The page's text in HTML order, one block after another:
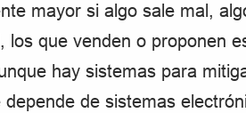
mayor si algo sale mal,
los que venden o proponen
hay sistemas para
de sistemas